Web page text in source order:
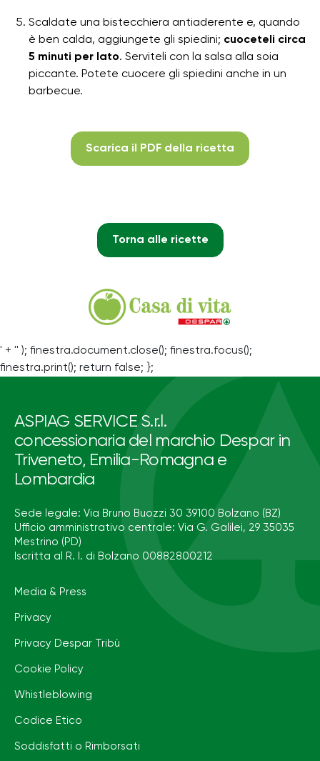
Scaldate una bistecchiera antiaderente e, quando
è ben calda, aggiungete gli spiedini; cuoceteli circa
5 minuti per lato. Serviteli con la salsa alla soia
piccante. Potete cuocere gli spiedini anche in un
barbecue.
Scarica il PDF della ricetta
Torna alle ricette
' + '' ); finestra.document.close(); finestra.focus();
finestra.print(); return false; };
ASPIAG SERVICE S.r.l.
concessionaria del marchio Despar in
Triveneto, Emilia-Romagna e
Lombardia
Sede legale: Via Bruno Buozzi 30 39100 Bolzano (BZ)
Ufficio amministrativo centrale: Via G. Galilei, 29 35035
Mestrino (PD)
Iscritta al R. I. di Bolzano 00882800212
Media & Press
Privacy
Privacy Despar Tribù
Cookie Policy
Whistleblowing
Codice Etico
Soddisfatti o Rimborsati